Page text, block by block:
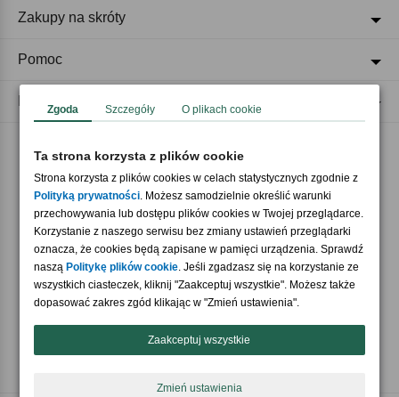
Akceptujemy płatności
Nasi partnerzy
Zakupy na skróty
Pomoc
Zgoda Szczegóły O plikach cookie
Ta strona korzysta z plików cookie
Strona korzysta z plików cookies w celach statystycznych zgodnie z
Polityką prywatności. Możesz samodzielnie określić warunki
przechowywania lub dostępu plików cookies w Twojej przeglądarce.
Korzystanie z naszego serwisu bez zmiany ustawień przeglądarki
oznacza, że cookies będą zapisane w pamięci urządzenia. Sprawdź
naszą Politykę plików cookie. Jeśli zgadzasz się na korzystanie ze
wszystkich ciasteczek, kliknij "Zaakceptuj wszystkie". Możesz także
dopasować zakres zgód klikając w "Zmień ustawienia".
Zaakceptuj wszystkie
Zmień ustawienia